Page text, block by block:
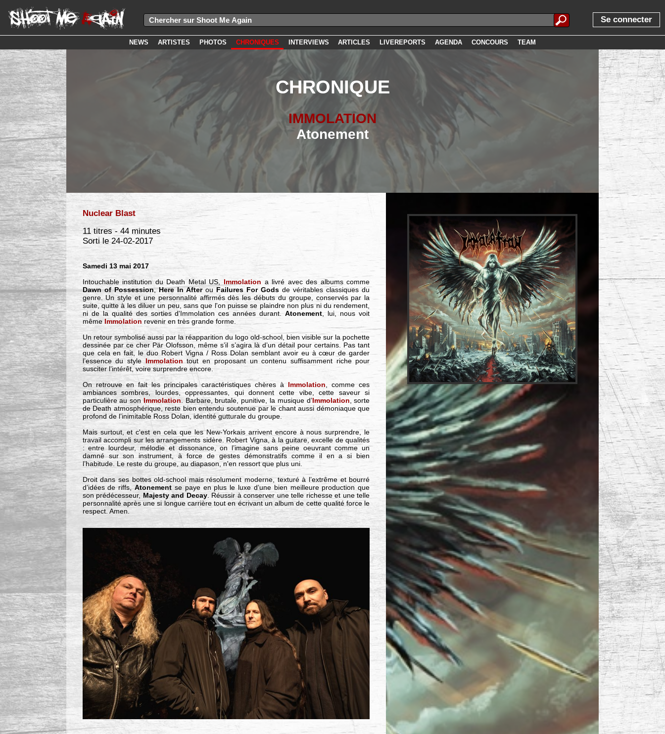
Se connecter
NEWS ARTISTES PHOTOS CHRONIQUES INTERVIEWS ARTICLES LIVEREPORTS AGENDA CONCOURS TEAM
CHRONIQUE
IMMOLATION
Atonement
Nuclear Blast
11 titres - 44 minutes
Sorti le 24-02-2017
Samedi 13 mai 2017
Intouchable institution du Death Metal US, Immolation a livré avec des albums comme
Dawn of Possession,Here In Afterou Failures For Gods de véritables classiques du
genre. Un style et une personnalité affirmés dès les débuts du groupe, conservés par la
suite, quitte à les diluer un peu, sans que l'on puisse se plaindre non plus ni du rendement,
ni de la qualité des sorties d'Immolation ces années durant.Atonement, lui, nous voit
même Immolation revenir en très grande forme.
Un retour symbolisé aussi par la réapparition du logo old-school, bien visible sur la pochette
dessinée par ce cher Pär Olofsson, même s’il s’agira là d’un détail pour certains. Pas tant
que cela en fait, le duo Robert Vigna / Ross Dolan semblant avoir eu à cœur de garder
l’essence du style Immolationtout en proposant un contenu suffisamment riche pour
susciter l’intérêt, voire surprendre encore.
On retrouve en fait les principales caractéristiques chères àImmolation, comme ces
ambiances sombres, lourdes, oppressantes, qui donnent cette vibe, cette saveur si
particulière au son Immolation. Barbare, brutale, punitive, la musique d’Immolation, sorte
de Death atmosphérique, reste bien entendu soutenue par le chant aussi démoniaque que
profond de l’inimitable Ross Dolan, identité gutturale du groupe.
Mais surtout, et c'est en cela que les New-Yorkais arrivent encore à nous surprendre, le
travail accompli sur les arrangements sidère. Robert Vigna, à la guitare, excelle de qualités
: entre lourdeur, mélodie et dissonance, on l’imagine sans peine oeuvrant comme un
damné sur son instrument, à force de gestes démonstratifs comme il en a si bien
l’habitude. Le reste du groupe, au diapason, n'en ressort que plus uni.
Droit dans ses bottes old-school mais résolument moderne, texturé à l’extrême et bourré
d’idées de riffs,Atonementse paye en plus le luxe d’une bien meilleure production que
son prédécesseur, Majesty and Decay. Réussir à conserver une telle richesse et une telle
personnalité après une si longue carrière tout en écrivant un album de cette qualité force le
respect. Amen.